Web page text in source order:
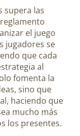
supera las
el juego
jugadores se
que cada
al
fomenta la
sino que
haciendo que
mucho más
los presentes.